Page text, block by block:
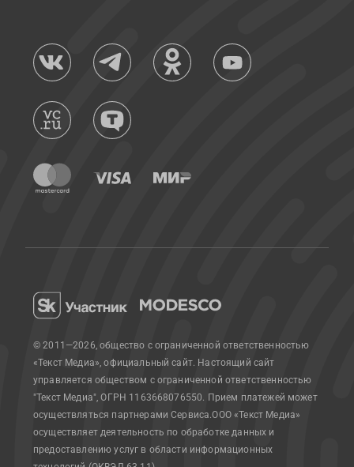
© 2011—2026, общество с ограниченной ответственностью
«Текст Медиа», официальный сайт. Настоящий сайт
управляется обществом с ограниченной ответственностью
"Текст Медиа", ОГРН 1163668076550. Прием платежей может
осуществляться партнерами Сервиса.ООО «Текст Медиа»
осуществляет деятельность по обработке данных и
предоставлению услуг в области информационных